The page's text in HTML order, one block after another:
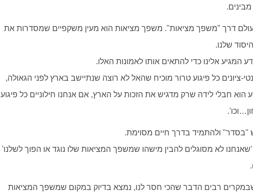
דרך "משפך מציאות". משפך מציאות הוא מעין משקפיים שמסדרות את
שלנו.
אלינו כדי להתאים אותו לאמונות האלו.
ציונים כל פיגוע טרור מוכיח שהאל לא רוצה שנתיישב בארץ לפני הגאולה,
הוא חבלי לידה שרק מדגיש את הזכות על הארץ, אם אנחנו חילוניים כל פיגוע
"בסדר" ולהתמיד בדרך חיים מסוימת.
לא מסוגלים להבין מישהו שמשפך המציאות שלו נוגד או הפוך לשלנו'
רבים הדבר שהכי חסר לנו, נמצא בדיוק במקום שמשפך המציאות